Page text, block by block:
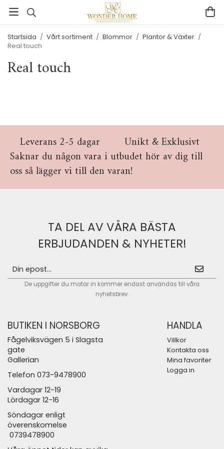
Startsida / Vårt sortiment / Blommor / Plantor & Växter /
Real touch
Real touch
Leverans 2-5 dagar
Unikt & Exklusivt
Saknar du någon vara i utbudet hör av dig till
oss så lägger vi till den varan!
TA DEL AV VÅRA BÄSTA
ERBJUDANDEN & NYHETER!
De uppgifter du matar in kommer endast användas till våra
nyhetsbrev.
BUTIKEN I NORSBORG
Fågelviksvägen 5 i Slagsta
gate
Gallerian
Telefon 073-9478900
Vardagar 12-19
Lördagar 12-16
Söndagar enligt
överenskomelse
0739478900
HANDLA
Villkor
Kontakta oss
Mina favoriter
Logga in